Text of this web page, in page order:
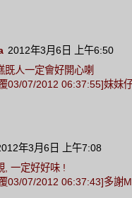
2012年3月6日 上午6:50
既人一定會好開心喇
03/07/2012 06:37:55]妹妹
年3月6日 上午7:08
, 一定好好味 !
03/07/2012 06:37:43]多謝